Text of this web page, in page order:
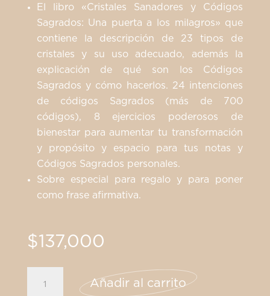
El libro «Cristales Sanadores y Códigos
Sagrados: Una puerta a los milagros» que
contiene la descripción de 23 tipos de
cristales y su uso adecuado, además la
explicación de qué son los Códigos
Sagrados y cómo hacerlos. 24 intenciones
de códigos Sagrados (más de 700
códigos), 8 ejercicios poderosos de
bienestar para aumentar tu transformación
y propósito y espacio para tus notas y
Códigos Sagrados personales.
Sobre especial para regalo y para poner
como frase afirmativa.
$137,000
Códigos
Añadir al carrito